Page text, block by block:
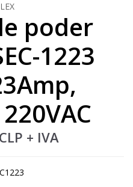
poder
1223
+ IVA